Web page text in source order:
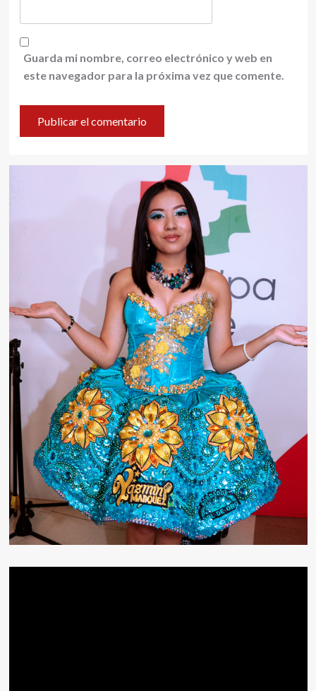
Guarda mi nombre, correo electrónico y web en
este navegador para la próxima vez que comente.